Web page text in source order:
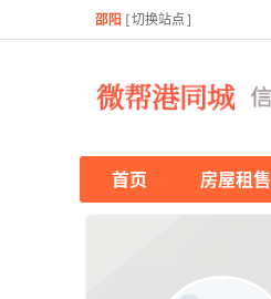
邵阳 [切换站点 ]
首页 房屋租售